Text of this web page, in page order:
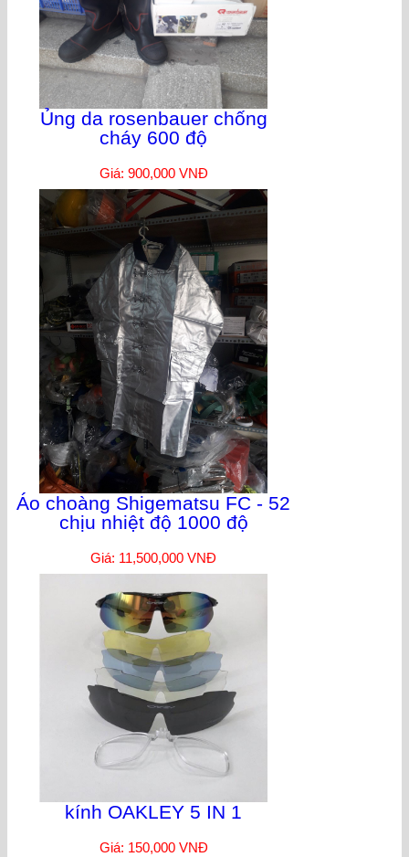
Ủng da rosenbauer chống
cháy 600 độ
Giá: 900,000 VNĐ
Áo choàng Shigematsu FC - 52
chịu nhiệt độ 1000 độ
Giá: 11,500,000 VNĐ
kính OAKLEY 5 IN 1
Giá: 150,000 VNĐ